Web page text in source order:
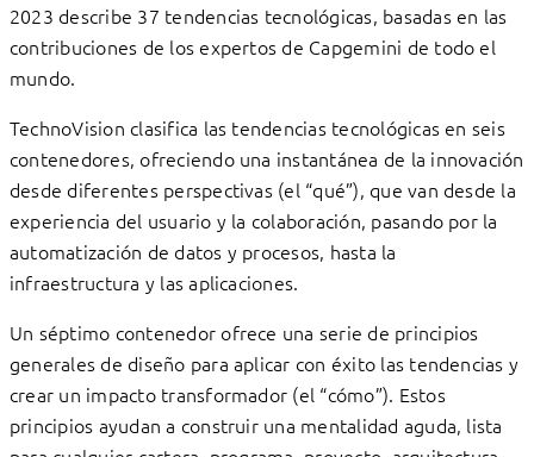
2023 describe 37 tendencias tecnológicas, basadas en las
contribuciones de los expertos de Capgemini de todo el
mundo.
TechnoVision clasifica las tendencias tecnológicas en seis
contenedores, ofreciendo una instantánea de la innovación
desde diferentes perspectivas (el “qué”), que van desde la
experiencia del usuario y la colaboración, pasando por la
automatización de datos y procesos, hasta la
infraestructura y las aplicaciones.
Un séptimo contenedor ofrece una serie de principios
generales de diseño para aplicar con éxito las tendencias y
crear un impacto transformador (el “cómo”). Estos
principios ayudan a construir una mentalidad aguda, lista